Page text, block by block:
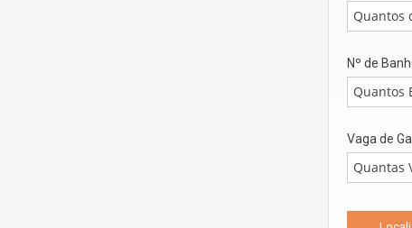
Quantos
Nº de
Quantos
Vaga de
Quantas